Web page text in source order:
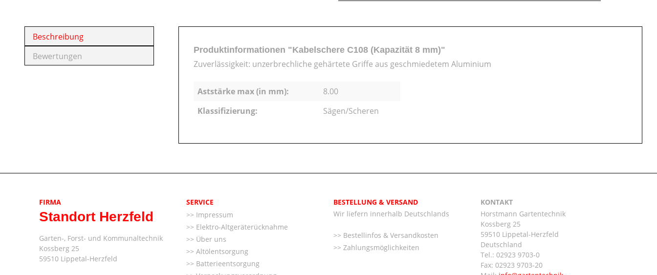
Beschreibung
Bewertungen
Produktinformationen "Kabelschere C108 (Kapazität 8 mm)"
Zuverlässigkeit: unzerbrechliche gehärtete Griffe aus geschmiedetem Aluminium
Aststärke max (in mm):
8.00
Klassifizierung:
Sägen/Scheren
FIRMA
Standort Herzfeld
Garten-, Forst- und Kommunaltechnik
Kossberg 25
59510 Lippetal-Herzfeld
SERVICE
Impressum
Elektro-Altgeräterücknahme
Über uns
Altölentsorgung
Batterieentsorgung
BESTELLUNG & VERSAND
Wir liefern innerhalb Deutschlands
Bestellinfos & Versandkosten
Zahlungsmöglichkeiten
KONTAKT
Horstmann Gartentechnik
Kossberg 25
59510 Lippetal-Herzfeld
Deutschland
Tel.: 02923 9703-0
Fax: 02923 9703-20